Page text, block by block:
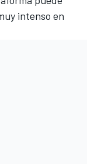
intenso en